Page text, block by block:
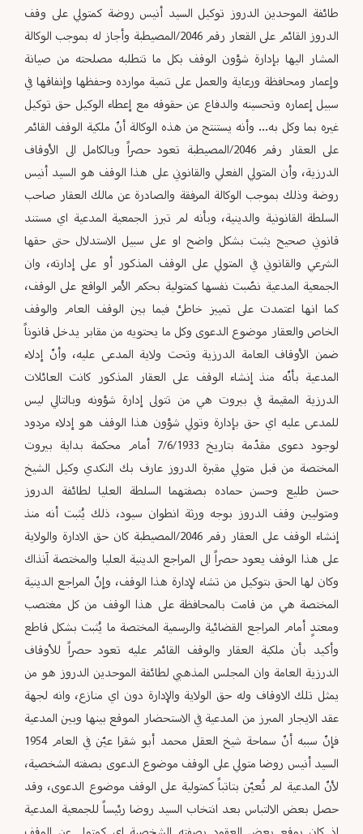
طائفة الموحدين الدروز توكيل السيد أنيس روضة كمتولي على وقف
الدروز القائم على القعار رقم 2046/المصيطبة وأجاز له بموجب الوكالة
المشار اليها بإدارة شؤون الوقف بكل ما تتطلبه مصلحته من صيانة
وإعمار ومحافظة ورعاية والعمل على تنمية موارده وحفظها وإنفاقها في
سبيل إعماره وتحسينه والدفاع عن حقوقه مع إعطاء الوكيل حق توكيل
غيره بما وكل به... وأنه يستنتج من هذه الوكالة أنّ ملكية الوقف القائم
على العقار رقم 2046/المصيطبة تعود حصراً وبالكامل الى الأوقاف
الدرزية، وأن المتولي الفعلي والقانوني على هذا الوقف هو السيد أنيس
روضة وذلك بموجب الوكالة المرفقة والصادرة عن مالك العقار صاحب
السلطة القانونية والدينية، وبأنه لم تبرز الجمعية المدعية اي مستند
قانوني صحيح يثبت بشكل واضح او على سبيل الاستدلال حتى حقها
الشرعي والقانوني في المتولي على الوقف المذكور أو على إدارته، وان
الجمعية المدعية نصّبت نفسها كمتولية بحكم الأمر الواقع على الوقف،
كما انها اعتمدت على تمييز خاطئ فيما بين الوقف العام والوقف
الخاص والعقار موضوع الدعوى وكل ما يحتويه من مقابر يدخل قانوناً
ضمن الأوقاف العامة الدرزية وتحت ولاية المدعى عليه، وأنّ إدلاء
المدعية بأنّه منذ إنشاء الوقف على العقار المذكور كانت العائلات
الدرزية المقيمة في بيروت هي من تتولى إدارة شؤونه وبالتالي ليس
للمدعى عليه اي حق بإدارة وتولي شؤون هذا الوقف هو إدلاء مردود
لوجود دعوى مقدّمة بتاريخ 7/6/1933 أمام محكمة بداية بيروت
المختصة من قبل متولي مقبرة الدروز عارف بك النكدي وكيل الشيخ
حسن طليع وحسن حماده بصفتهما السلطة العليا لطائفة الدروز
ومتوليين وقف الدروز بوجه ورثة انطوان سيود، ذلك يُثبت أنه منذ
إنشاء الوقف على العقار رقم 2046/المصيطبة كان حق الادارة والولاية
على هذا الوقف يعود حصراً الى المراجع الدينية العليا والمختصة آنذاك
وكان لها الحق بتوكيل من تشاء لإدارة هذا الوقف، وإنّ المراجع الدينية
المختصة هي من قامت بالمحافظة على هذا الوقف من كل مغتصب
ومعتدٍ أمام المراجع القضائية والرسمية المختصة ما يُثبت بشكل قاطع
وأكيد بأن ملكية العقار والوقف القائم عليه تعود حصراً للأوقاف
الدرزية العامة وان المجلس المذهبي لطائفة الموحدين الدروز هو من
يمثل تلك الاوقاف وله حق الولاية والإدارة دون اي منازع، وانه لجهة
عقد الايجار المبرز من المدعية في الاستحضار الموقع بينها وبين المدعية
فإنّ سببه أنّ سماحة شيخ العقل محمد أبو شقرا عيّن في العام 1954
السيد أنيس روضا متولي على الوقف موضوع الدعوى بصفته الشخصية،
لأنّ المدعية لم تُعيّن بتاتباً كمتولية على الوقف موضوع الدعوى، وقد
حصل بعض الالتباس بعد انتخاب السيد روضا رئيساً للجمعية المدعية